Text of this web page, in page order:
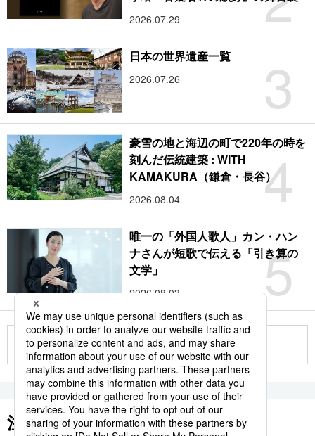
2026.07.29
3
日本の世界遺産一覧
2026.07.26
4
豪雪の地と海辺の町で220年の時を
刻んだ伝統建築 : WITH
KAMAKURA（鎌倉・長谷）
2026.08.04
5
唯一の「外国人歌人」カン・ハン
ナさんが短歌で伝える「引き算の
文学」
2026.08.03
もっと見る
注目のキーワード